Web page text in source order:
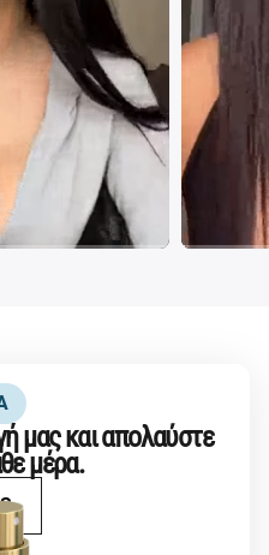
μας και απολαύστε
μέρα.